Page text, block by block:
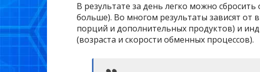
В результате за день легко можно
больше). Во многом результаты зависят от
порций и дополнительных продуктов) и
(возраста и скорости обменных процессов).